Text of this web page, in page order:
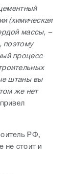
(химическая
массы, –
поэтому
процесс
штаны вы
же нет
РФ,
не стоит и